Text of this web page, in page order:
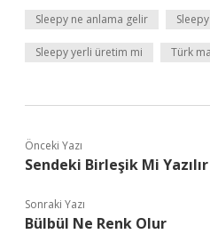
Sleepy ne anlama gelir
Sleepy yerli üretim mi Türk
Önceki Yazı
Sendeki Birleşik Mi Yazılır
Sonraki Yazı
Bülbül Ne Renk Olur